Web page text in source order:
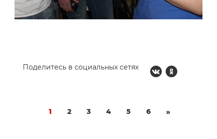
Поделитесь в социальных сетях
1 2 3 4 5 6 »